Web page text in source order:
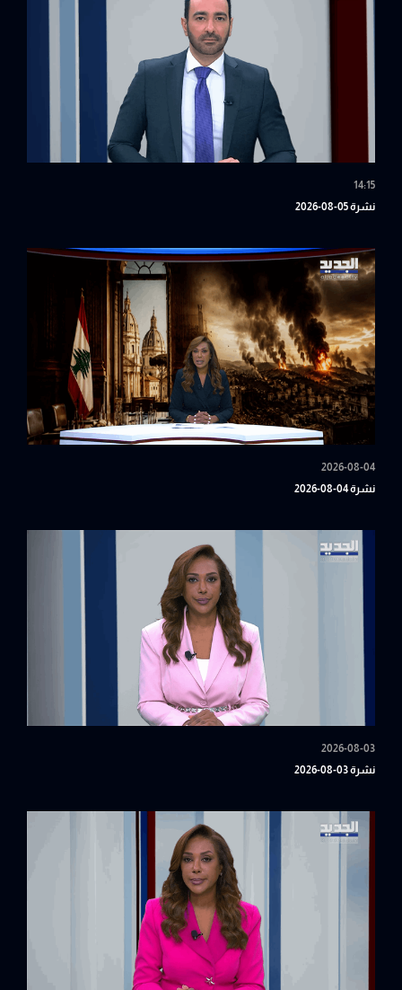
14:15
نشرة 05-08-2026
2026-08-04
نشرة 04-08-2026
2026-08-03
نشرة 03-08-2026